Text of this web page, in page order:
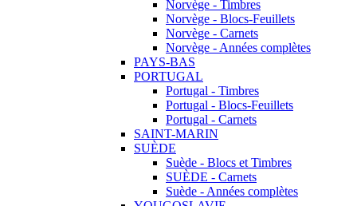
Norvège - Timbres
Norvège - Blocs-Feuillets
Norvège - Carnets
Norvège - Années complètes
PAYS-BAS
PORTUGAL
Portugal - Timbres
Portugal - Blocs-Feuillets
Portugal - Carnets
SAINT-MARIN
SUÈDE
Suède - Blocs et Timbres
SUÈDE - Carnets
Suède - Années complètes